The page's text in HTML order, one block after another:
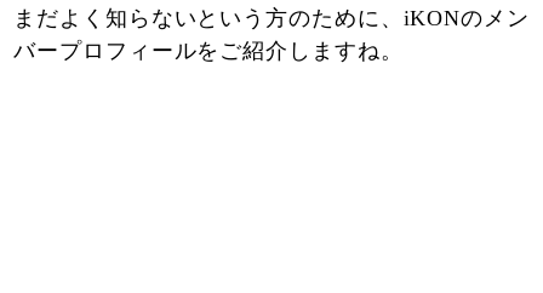
まだよく知らないという方のために、iKONのメン
バープロフィールをご紹介しますね。